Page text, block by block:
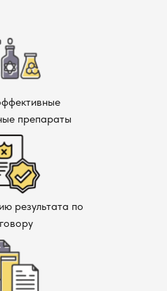
препараты
результата по